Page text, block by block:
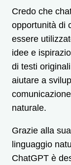
Credo che
opportunità di
essere
idee e
di testi
aiutare a
naturale.
Grazie alla
linguaggio
ChatGPT è